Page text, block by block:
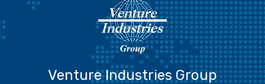
Venture Industries Group